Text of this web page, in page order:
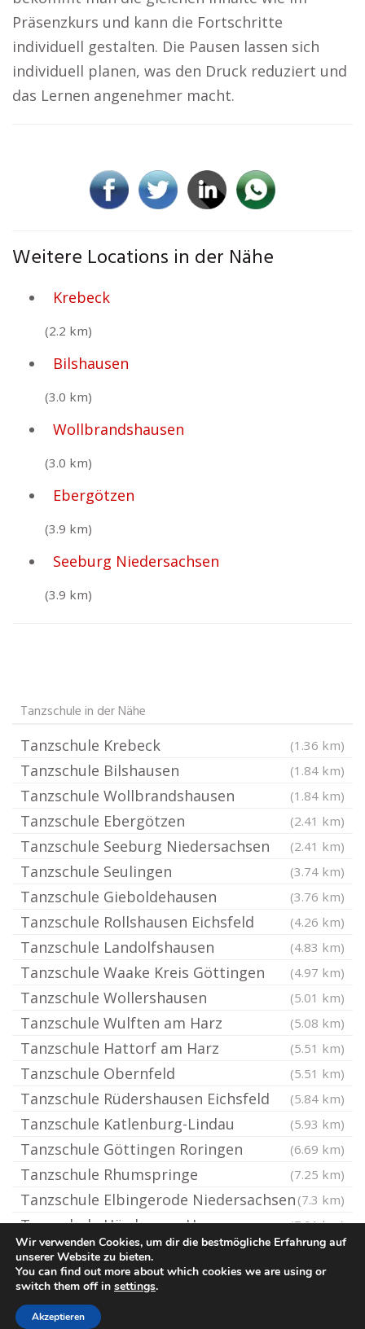
Präsenzkurs und kann die Fortschritte
individuell gestalten. Die Pausen lassen sich
individuell planen, was den Druck reduziert und
das Lernen angenehmer macht.
Weitere Locations in der Nähe
Krebeck
(2.2 km)
Bilshausen
(3.0 km)
Wollbrandshausen
(3.0 km)
Ebergötzen
(3.9 km)
Seeburg Niedersachsen
(3.9 km)
Tanzschule in der Nähe
Tanzschule Krebeck (1.36 km)
Tanzschule Bilshausen (1.84 km)
Tanzschule Wollbrandshausen (1.84 km)
Tanzschule Ebergötzen (2.41 km)
Tanzschule Seeburg Niedersachsen (2.41 km)
Tanzschule Seulingen (3.74 km)
Tanzschule Gieboldehausen (3.76 km)
Tanzschule Rollshausen Eichsfeld (4.26 km)
Tanzschule Landolfshausen (4.83 km)
Tanzschule Waake Kreis Göttingen (4.97 km)
Tanzschule Wollershausen (5.01 km)
Tanzschule Wulften am Harz (5.08 km)
Tanzschule Hattorf am Harz (5.51 km)
Tanzschule Obernfeld (5.51 km)
Tanzschule Rüdershausen Eichsfeld (5.84 km)
Tanzschule Katlenburg-Lindau (5.93 km)
Tanzschule Göttingen Roringen (6.69 km)
Tanzschule Rhumspringe (7.25 km)
Tanzschule Elbingerode Niedersachsen (7.3 km)
Tanzschule Hörden am Harz (7.91 km)
© Tanzschule.rocks
Impressum / Datenschutz
Wir verwenden Cookies, um dir die bestmögliche Erfahrung auf
unserer Website zu bieten.
You can find out more about which cookies we are using or
switch them off in settings.
Akzeptieren